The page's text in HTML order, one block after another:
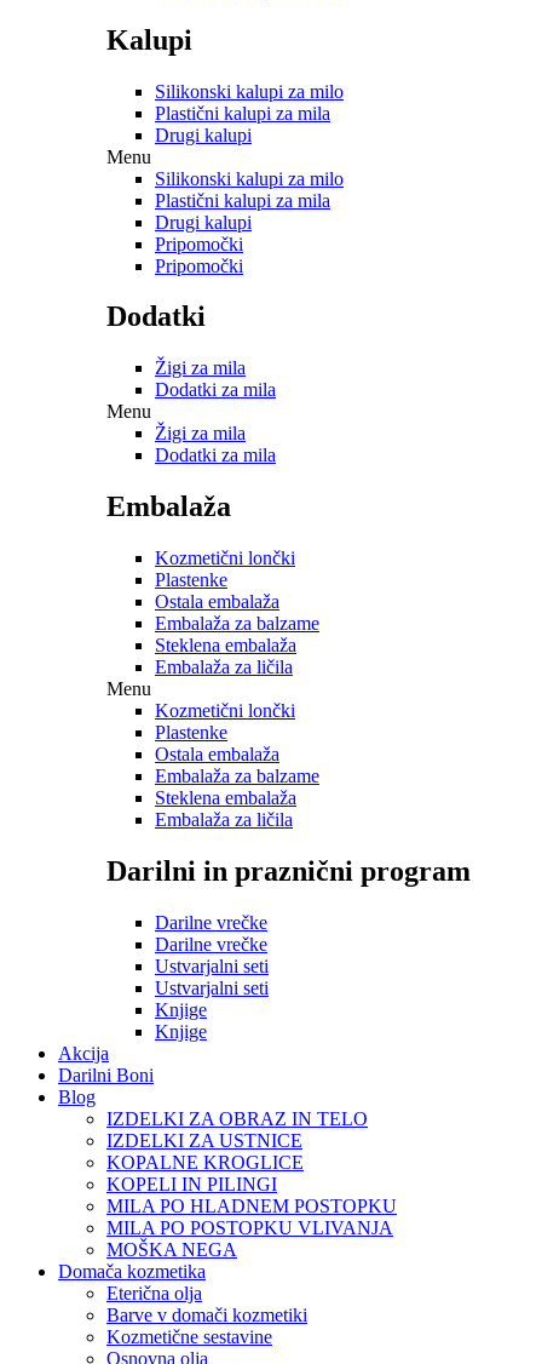
Kalupi
Silikonski kalupi za milo
Plastični kalupi za mila
Drugi kalupi
Menu
Silikonski kalupi za milo
Plastični kalupi za mila
Drugi kalupi
Pripomočki
Pripomočki
Dodatki
Žigi za mila
Dodatki za mila
Menu
Žigi za mila
Dodatki za mila
Embalaža
Kozmetični lončki
Plastenke
Ostala embalaža
Embalaža za balzame
Steklena embalaža
Embalaža za ličila
Menu
Kozmetični lončki
Plastenke
Ostala embalaža
Embalaža za balzame
Steklena embalaža
Embalaža za ličila
Darilni in praznični program
Darilne vrečke
Darilne vrečke
Ustvarjalni seti
Ustvarjalni seti
Knjige
Knjige
Akcija
Darilni Boni
Blog
IZDELKI ZA OBRAZ IN TELO
IZDELKI ZA USTNICE
KOPALNE KROGLICE
KOPELI IN PILINGI
MILA PO HLADNEM POSTOPKU
MILA PO POSTOPKU VLIVANJA
MOŠKA NEGA
Domača kozmetika
Eterična olja
Barve v domači kozmetiki
Kozmetične sestavine
Osnovna olja